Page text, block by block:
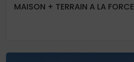
MAISON + TERRAIN A LA FORCE